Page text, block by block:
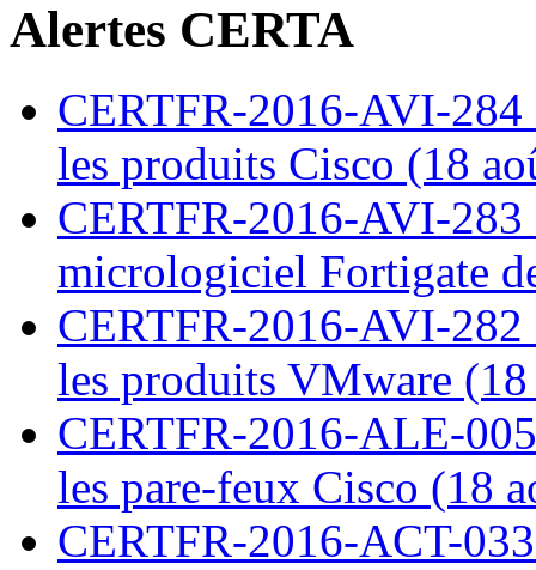
Alertes CERTA
CERTFR-2016-AVI-
les produits Cisco (18
CERTFR-2016-AVI-
micrologiciel Fortigate
CERTFR-2016-AVI-
les produits VMware
CERTFR-2016-ALE-
les pare-feux Cisco (18
CERTFR-2016-ACT-